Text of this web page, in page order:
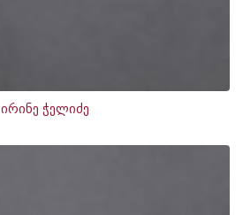
ირინე ჭელიძე